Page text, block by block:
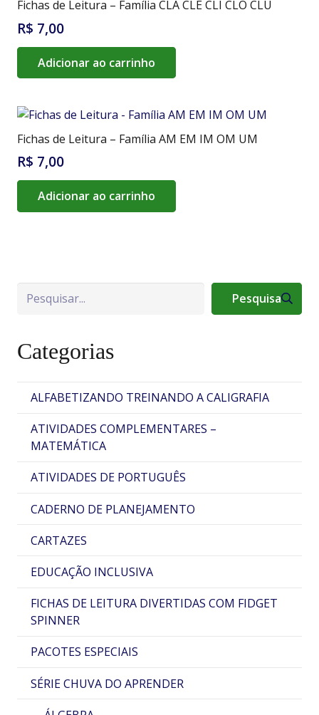
Fichas de Leitura – Família CLA CLE CLI CLO CLU
R$ 7,00
Adicionar ao carrinho
Fichas de Leitura – Família AM EM IM OM UM
R$ 7,00
Adicionar ao carrinho
Pesquisa Pesquisa
Categorias
ALFABETIZANDO TREINANDO A CALIGRAFIA
ATIVIDADES COMPLEMENTARES –
MATEMÁTICA
ATIVIDADES DE PORTUGUÊS
CADERNO DE PLANEJAMENTO
CARTAZES
EDUCAÇÃO INCLUSIVA
FICHAS DE LEITURA DIVERTIDAS COM FIDGET
SPINNER
PACOTES ESPECIAIS
SÉRIE CHUVA DO APRENDER